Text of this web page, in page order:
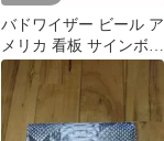
バドワイザー ビール ア
メリカ 看板 サインボー
ド ブリキ看板 レトロ
ビンテージ メタルサイ
ン インテリア : AVSB-
1461